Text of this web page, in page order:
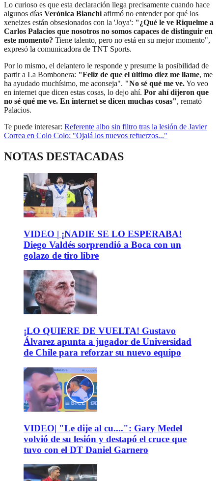
Lo curioso es que esta declaración llega precisamente cuando hace
algunos días Verónica Bianchi afirmó no entender por qué los
xeneizes están obsesionados con la 'Joya': "¿Qué le ve Riquelme a
Carlos Palacios que nosotros no somos capaces de distinguir en
este momento? Tiene talento, pero no está en su mejor momento",
expresó la comunicadora de TNT Sports.
Por lo mismo, el delantero le responde y presume la posibilidad de
partir a La Bombonera: "Feliz de que el último diez me llame, me
ha ayudado muchísimo, me aconseja". "No sé qué me ve.Yo veo
en internet que dicen estas cosas, lo dejo ahí. Por ahí dijeron que
no sé qué me ve. En internet se dicen muchas cosas", remató
Palacios.
Te puede interesar: Referente albo sin filtro tras la lesión de Javier
Correa en Colo Colo: "Ojalá los nuevos refuerzos..."
NOTAS DESTACADAS
VIDEO | ¡NADIE SE LO ESPERABA!
Diego Valdés sorprendió a Boca con un
golazo de tiro libre
¡LO QUIERE DE VUELTA! Gustavo
Álvarez apunta a jugador de Universidad
de Chile para reforzar su nuevo equipo
VIDEO| "Le dije al cu....": Gary Medel
volvió de su lesión y destapó el cruce que
tuvo con el DT Daniel Garnero